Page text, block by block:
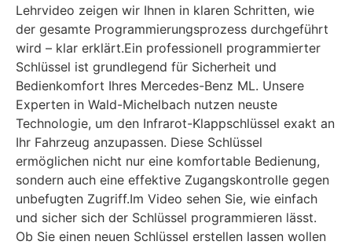
Lehrvideo zeigen wir Ihnen in klaren Schritten, wie
der gesamte Programmierungsprozess durchgeführt
wird – klar erklärt.Ein professionell programmierter
Schlüssel ist grundlegend für Sicherheit und
Bedienkomfort Ihres Mercedes-Benz ML. Unsere
Experten in Wald-Michelbach nutzen neuste
Technologie, um den Infrarot-Klappschlüssel exakt an
Ihr Fahrzeug anzupassen. Diese Schlüssel
ermöglichen nicht nur eine komfortable Bedienung,
sondern auch eine effektive Zugangskontrolle gegen
unbefugten Zugriff.Im Video sehen Sie, wie einfach
und sicher sich der Schlüssel programmieren lässt.
Ob Sie einen neuen Schlüssel erstellen lassen wollen